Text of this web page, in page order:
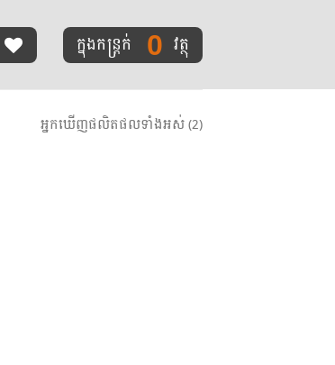
ក្នុងកន្ត្រក់ 0 វត្ថុ
អ្នកឃើញផលិតផលទាំងអស់ (2)